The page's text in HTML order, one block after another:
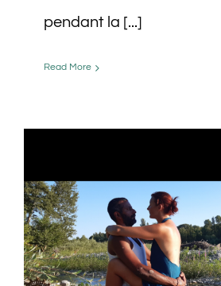
pendant la [...]
Read More